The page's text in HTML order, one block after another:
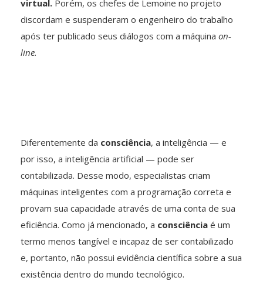
virtual. Porém, os chefes de Lemoine no projeto
discordam e suspenderam o engenheiro do trabalho
após ter publicado seus diálogos com a máquina on-
line.
Diferentemente da consciência, a inteligência — e
por isso, a inteligência artificial — pode ser
contabilizada. Desse modo, especialistas criam
máquinas inteligentes com a programação correta e
provam sua capacidade através de uma conta de sua
eficiência. Como já mencionado, a consciência é um
termo menos tangível e incapaz de ser contabilizado
e, portanto, não possui evidência científica sobre a sua
existência dentro do mundo tecnológico.